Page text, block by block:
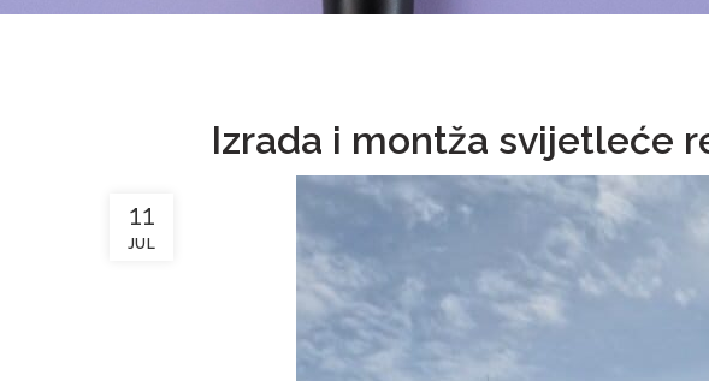
Izrada i montža svijetleće
11
JUL